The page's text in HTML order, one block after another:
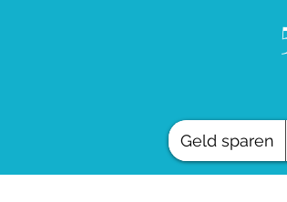
Geld sparen